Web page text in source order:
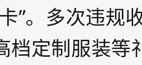
”。多次违规
档定制服装等